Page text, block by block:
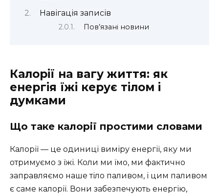
Навігація записів
Пов’язані новини
Калорії на вагу життя: як
енергія їжі керує тілом і
думками
Що таке калорії простими словами
Калорії — це одиниці виміру енергії, яку ми
отримуємо з їжі. Коли ми їмо, ми фактично
заправляємо наше тіло паливом, і цим паливом
є саме калорії. Вони забезпечують енергію,